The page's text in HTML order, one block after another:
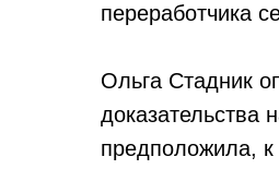
переработчика
Ольга Стадник
доказательства
предположила, к